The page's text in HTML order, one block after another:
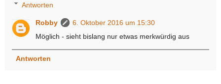
Antworten
Robby
6. Oktober 2016 um 15:30
Möglich - sieht bislang nur etwas merkwürdig aus
Antworten